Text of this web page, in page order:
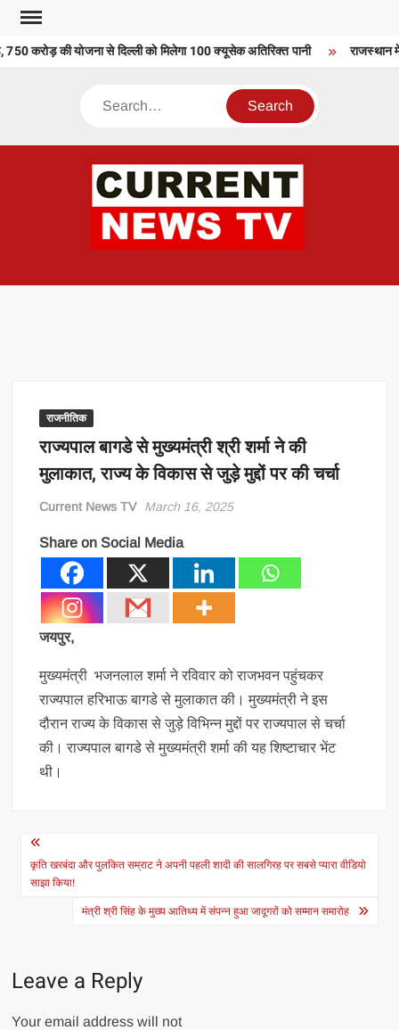
Skip
contentकरोड़ की योजना से दिल्ली को मिलेगा 100 क्यूसेक अतिरिक्त पानी राजस्थान
Search
राजनीतिक
राज्यपाल बागडे से मुख्यमंत्री श्री शर्मा ने की
मुलाकात, राज्य के विकास से जुड़े मुद्दों पर की चर्चा
Current News TV March 16, 2025
Share on Social Media
जयपुर,
मुख्यमंत्री भजनलाल शर्मा ने रविवार को राजभवन पहुंचकर
राज्यपाल हरिभाऊ बागडे से मुलाकात की। मुख्यमंत्री ने इस
दौरान राज्य के विकास से जुड़े विभिन्न मुद्दों पर राज्यपाल से चर्चा
की। राज्यपाल बागडे से मुख्यमंत्री शर्मा की यह शिष्टाचार भेंट
थी।
Post
navigation
कृति खरबंदा और पुलकित सम्राट ने अपनी पहली शादी की सालगिरह पर सबसे प्यारा वीडियो
साझा किया!
मंत्री श्री सिंह के मुख्य आतिथ्य में संपन्न हुआ जादूगरों को सम्मान समारोह
Leave a Reply
Your email address will not